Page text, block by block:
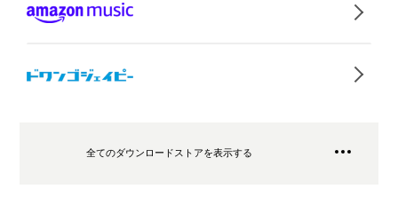
全てのダウンロードストアを表示する